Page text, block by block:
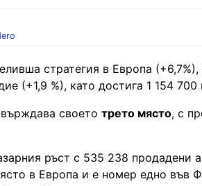
стратегия в Европа
(+1,9 %), като достига 1 154
своето трето място, с
ръст с 535 238 продадени
в Европа и е номер едно във